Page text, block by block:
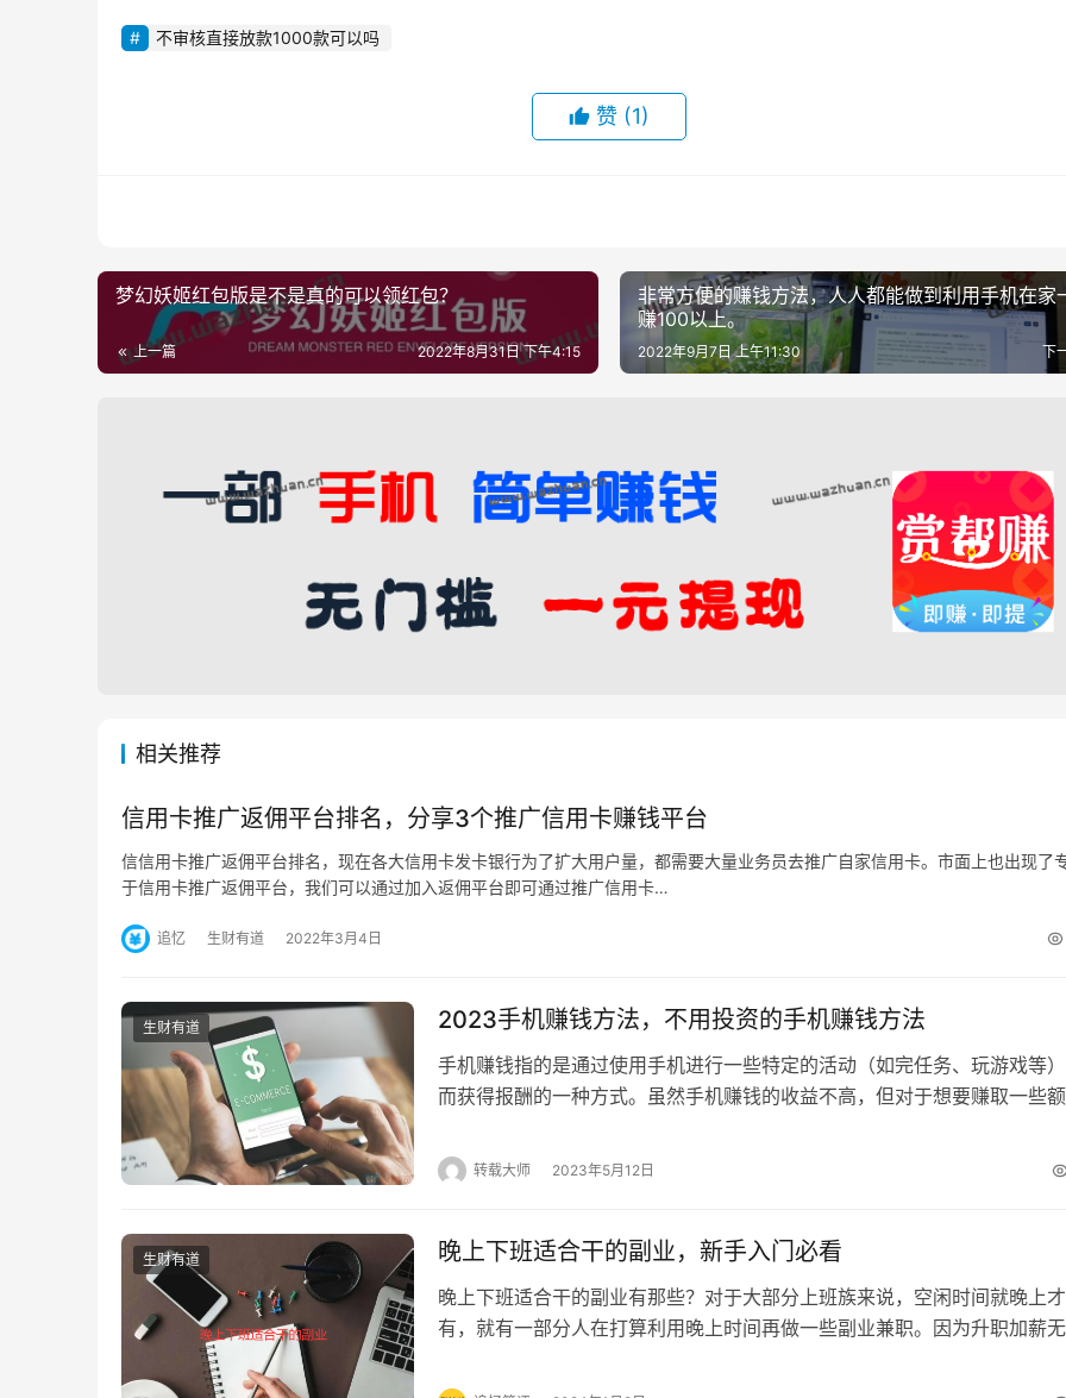
不审核直接放款1000款可以吗
赞 (1)
梦幻妖姬红包版是不是真的可以领红包？
上一篇 2022年8月31日 下午4:15
非常方便的赚钱方法，人人都能做到利用手机在家
赚100以上。
下
2022年9月7日 上午11:30
相关推荐
信用卡推广返佣平台排名，分享3个推广信用卡赚钱平台
信信用卡推广返佣平台排名，现在各大信用卡发卡银行为了扩大用户量，都需要大量业务员去推广自家信用卡。市面上也出现了
于信用卡推广返佣平台，我们可以通过加入返佣平台即可通过推广信用卡…
追忆 生财有道 2022年3月4日
生财有道 2023手机赚钱方法，不用投资的手机赚钱方法
手机赚钱指的是通过使用手机进行一些特定的活动（如完任务、玩游戏等
而获得报酬的一种方式。虽然手机赚钱的收益不高，但对于想要赚取一些
转载大师 2023年5月12日
生财有道 晚上下班适合干的副业，新手入门必看
晚上下班适合干的副业有那些？对于大部分上班族来说，空闲时间就晚上才
有，就有一部分人在打算利用晚上时间再做一些副业兼职。因为升职加薪无